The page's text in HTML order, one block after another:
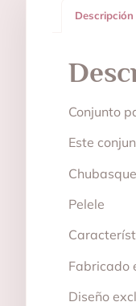
Descripción
Conjunto
Este
Pelele
Fabricado
Diseño